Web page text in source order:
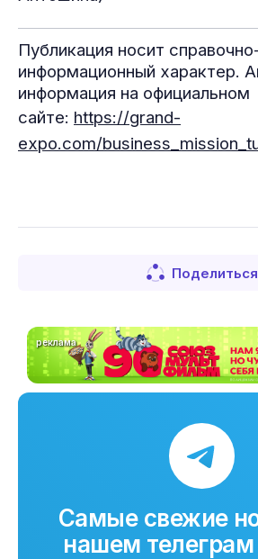
Публикация носит
информационный характер.
информация на официальном
сайте: https://grand-
expo.com/
Поделиться
реклама
Самые свежие
нашем телеграм